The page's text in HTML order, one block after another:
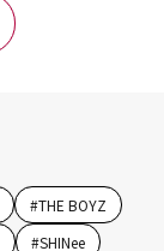
#THE BOYZ
#SHINee